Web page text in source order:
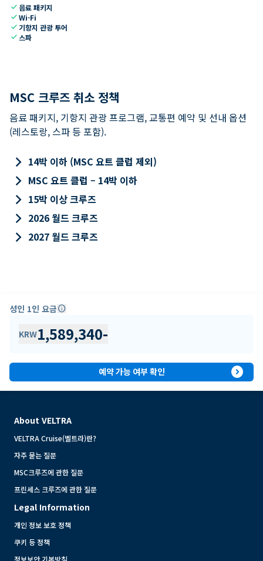
check 음료 패키지
checkWi-Fi
check 기항지 관광 투어
check 스파
MSC 크루즈 취소 정책
음료 패키지, 기항지 관광 프로그램, 교통편 예약 및 선내 옵션
(레스토랑, 스파 등 포함).
keyboard_arrow_right 14박 이하 (MSC 요트 클럽 제외)
keyboard_arrow_right MSC 요트 클럽 – 14박 이하
keyboard_arrow_right 15박 이상 크루즈
keyboard_arrow_right 2026 월드 크루즈
keyboard_arrow_right 2027 월드 크루즈
성인 1인 요금info
KRW1,589,340-
예약 가능 여부 확인 expand_circle_right
About VELTRA
VELTRA Cruise(벨트라)란?
자주 묻는 질문
MSC크루즈에 관한 질문
프린세스 크루즈에 관한 질문
Legal Information
개인 정보 보호 정책
쿠키 등 정책
정보보안 기본방침